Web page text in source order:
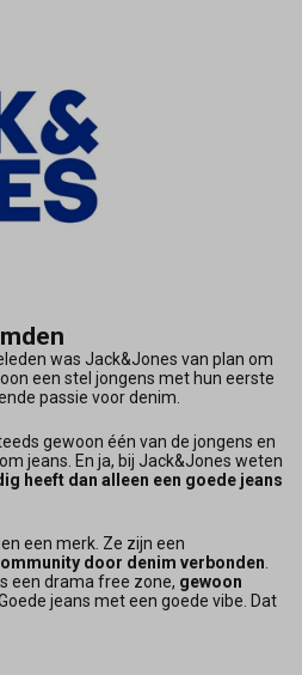
was Jack&Jones van plan om
een stel jongens met hun eerste
passie voor denim.
gewoon één van de jongens en
jeans. En ja, bij Jack&Jones weten
heeft dan alleen een goede jeans
een merk. Ze zijn een
door denim verbonden.
een drama free zone, gewoon
jeans met een goede vibe. Dat